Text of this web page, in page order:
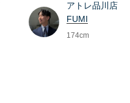
アトレ品川店
FUMI
174cm